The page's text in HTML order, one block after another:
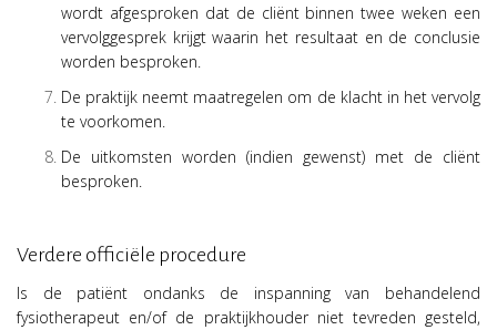
wordt afgesproken dat de cliënt binnen twee weken een
vervolggesprek krijgt waarin het resultaat en de conclusie
worden besproken.
De praktijk neemt maatregelen om de klacht in het vervolg
te voorkomen.
De uitkomsten worden (indien gewenst) met de cliënt
besproken.
Verdere officiële procedure
Is de patiënt ondanks de inspanning van behandelend
fysiotherapeut en/of de praktijkhouder niet tevreden gesteld,